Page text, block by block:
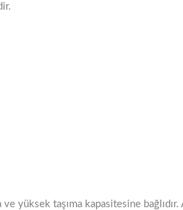
yüksek taşıma kapasitesine